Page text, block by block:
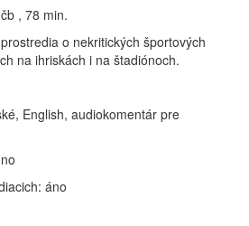
, 78 min.
o nekritických športových
na ihriskách i na štadiónoch.
English, audiokomentár pre
áno